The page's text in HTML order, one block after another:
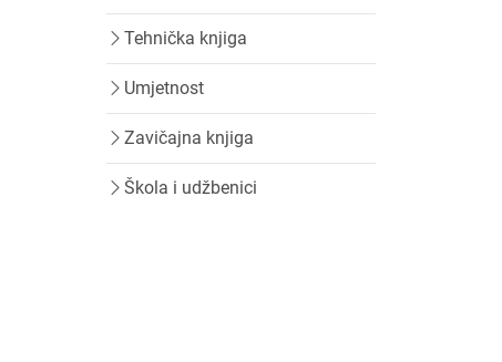
Tehnička knjiga
Umjetnost
Zavičajna knjiga
Škola i udžbenici